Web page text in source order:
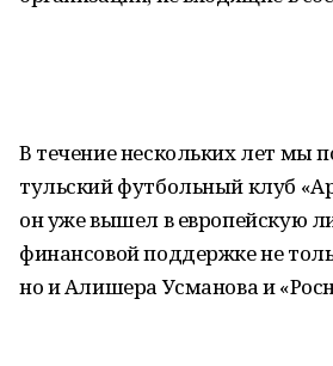
В течение нескольких лет мы
тульский футбольный клуб
он уже вышел в европейскую
финансовой поддержке не
но и Алишера Усманова и